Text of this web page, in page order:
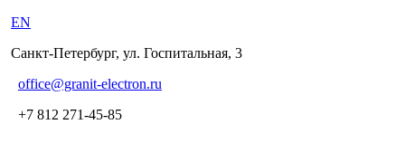
EN
Санкт-Петербург, ул. Госпитальная, 3
office@granit-electron.ru
+7 812 271-45-85